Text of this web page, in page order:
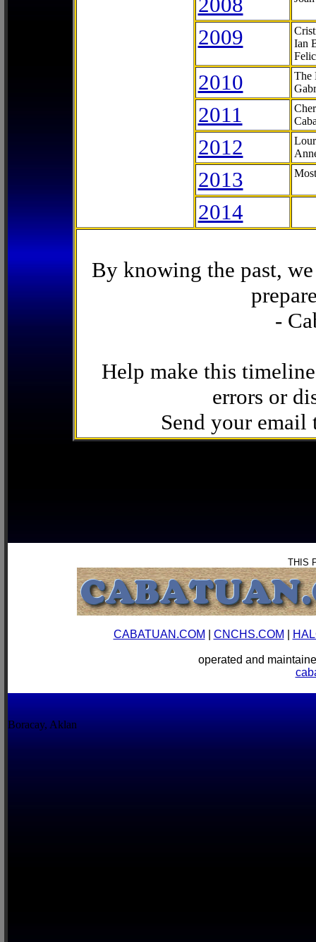
2009
Ian
2010
The
2011
2012
2013
2014
By knowing the past,
-
Help make this
errors or
Send your email
THIS
CABATUAN.COM CNCHS.COM
operated and
Boracay, Aklan